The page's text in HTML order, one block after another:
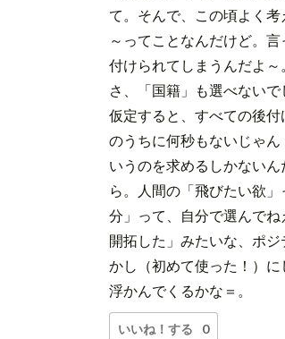
て。そんで、この頃よく
～ってことなんだけど。
付けられてしまうんだよ
さ、「国籍」も選べない
仮定すると、すべての後
のうちに何秒もないじゃ
いうのを求めるしかない
ら。人間の「飛びたい欲
分」って、自分で選んでね
開拓した」みたいな、ポ
かし（初めて使った！）
浮かんでくるかな＝。
いいね！する 0